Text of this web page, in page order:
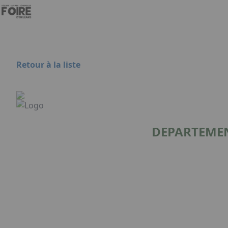
Aller au contenu principal
Retour à la liste
Panneau de gestion des cookies